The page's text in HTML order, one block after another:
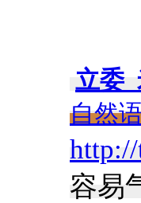
立委
自然
容易